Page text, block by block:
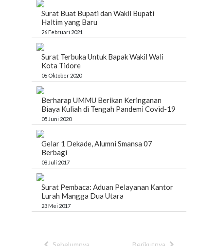
Surat Buat Bupati dan Wakil Bupati
Haltim yang Baru
26 Februari 2021
Surat Terbuka Untuk Bapak Wakil Wali
Kota Tidore
06 Oktober 2020
Berharap UMMU Berikan Keringanan
Biaya Kuliah di Tengah Pandemi Covid-19
05 Juni 2020
Gelar 1 Dekade, Alumni Smansa 07
Berbagi
08 Juli 2017
Surat Pembaca: Aduan Pelayanan Kantor
Lurah Mangga Dua Utara
23 Mei 2017
Sebelumnya Berikutnya